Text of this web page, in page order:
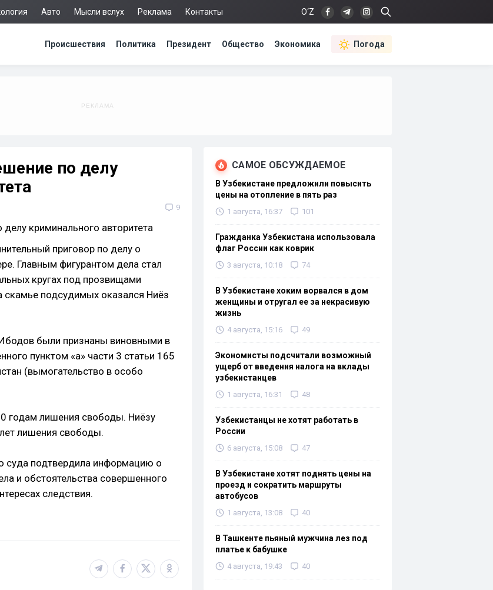
Авто Мысли вслух Реклама Контакты O‘Z
Происшествия Политика Президент Общество Экономика Погода
по делу
9
приговор по делу о
Главным фигурантом дела стал
кругах под прозвищами
скамье подсудимых оказался Ниёз
были признаны виновными в
пунктом «а» части 3 статьи 165
(вымогательство в особо
годам лишения свободы. Ниёзу
лишения свободы.
суда подтвердила информацию о
и обстоятельства совершенного
следствия.
САМОЕ ОБСУЖДАЕМОЕ
В Узбекистане предложили повысить
цены на отопление в пять раз
1 августа, 16:37 101
Гражданка Узбекистана использовала
флаг России как коврик
3 августа, 10:18 74
В Узбекистане хоким ворвался в дом
женщины и отругал ее за некрасивую
жизнь
4 августа, 15:16 49
Экономисты подсчитали возможный
ущерб от введения налога на вклады
узбекистанцев
1 августа, 16:31 48
Узбекистанцы не хотят работать в
России
6 августа, 15:08 47
В Узбекистане хотят поднять цены на
проезд и сократить маршруты
автобусов
1 августа, 13:08 40
В Ташкенте пьяный мужчина лез под
платье к бабушке
4 августа, 19:43 40